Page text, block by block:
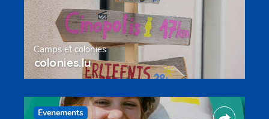
Camps et colonies
colonies.lu
Evenements